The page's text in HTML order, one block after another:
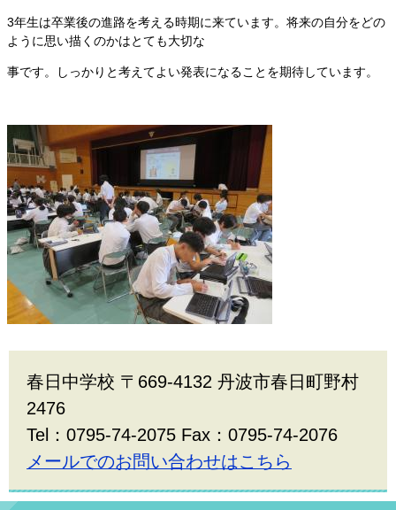
3年生は卒業後の進路を考える時期に来ています。将来の自分をどの
ように思い描くのかはとても大切な
事です。しっかりと考えてよい発表になることを期待しています。
春日中学校 〒669-4132 丹波市春日町野村
2476
Tel：0795-74-2075 Fax：0795-74-2076
メールでのお問い合わせはこちら